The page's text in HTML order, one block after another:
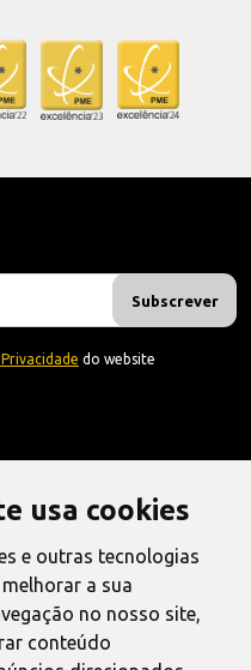
usa cookies
e outras tecnologias
a sua
no nosso site,
conteúdo
Subscrever
do website